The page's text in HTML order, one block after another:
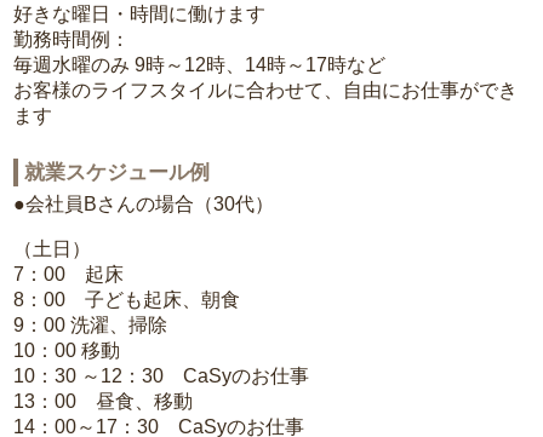
好きな曜日・時間に働けます
勤務時間例：
毎週水曜のみ 9時～12時、14時～17時など
お客様のライフスタイルに合わせて、自由にお仕事ができ
ます
就業スケジュール例
●会社員Bさんの場合（30代）
（土日）
7：00 起床
8：00 子ども起床、朝食
9：00 洗濯、掃除
10：00 移動
10：30 ～12：30 CaSyのお仕事
13：00 昼食、移動
14：00～17：30 CaSyのお仕事